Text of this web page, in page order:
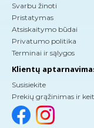
Svarbu žinoti
Pristatymas
Atsiskaitymo būdai
Privatumo politika
Terminai ir sąlygos
Klientų
Susisiekite
Prekių grąžinimas ir